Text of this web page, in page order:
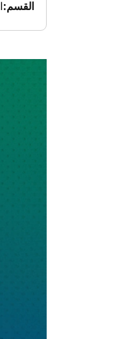
القسم: